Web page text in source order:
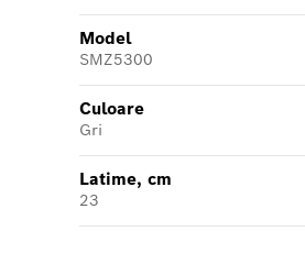
Model
SMZ5300
Culoare
Gri
Latime, cm
23